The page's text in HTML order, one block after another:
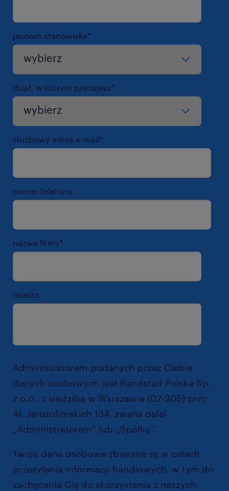
poziom stanowiska*
dział, w którym pracujesz*
służbowy adres e-mail*
numer telefonu
nazwa firmy*
miasto
Administratorem podanych przez Ciebie
danych osobowych jest Randstad Polska Sp.
z o.o., z siedzibą w Warszawie (02-305) przy
Al. Jerozolimskich 134, zwana dalej
„Administratorem” lub „Spółką”.
Twoje dane osobowe zbierane są w celach
przesyłania informacji handlowych, w tym do
zachęcenia Cię do skorzystania z naszych